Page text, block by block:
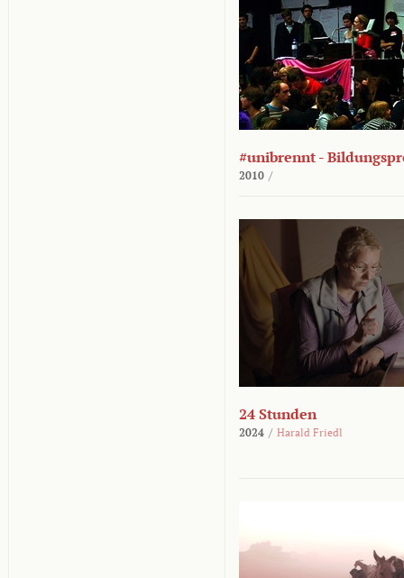
#unibrennt -
2010 /
24 Stunden
2024 / Harald Friedl